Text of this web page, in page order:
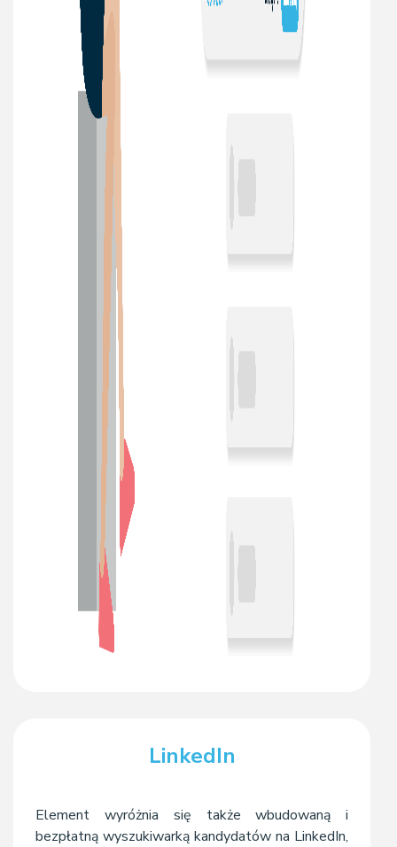
LinkedIn
Element wyróżnia się także wbudowaną i
bezpłatną wyszukiwarką kandydatów na LinkedIn,